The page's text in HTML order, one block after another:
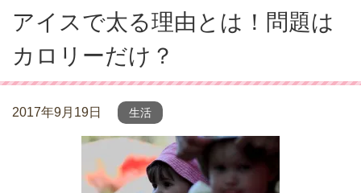
アイスで太る理由とは！問題は
カロリーだけ？
2017年9月19日 生活